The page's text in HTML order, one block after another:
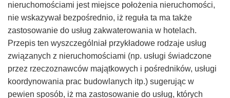
nieruchomościami jest miejsce położenia nieruchomości,
nie wskazywał bezpośrednio, iż reguła ta ma także
zastosowanie do usług zakwaterowania w hotelach.
Przepis ten wyszczególniał przykładowe rodzaje usług
związanych z nieruchomościami (np. usługi świadczone
przez rzeczoznawców majątkowych i pośredników, usługi
koordynowania prac budowlanych itp.) sugerując w
pewien sposób, iż ma zastosowanie do usług, których